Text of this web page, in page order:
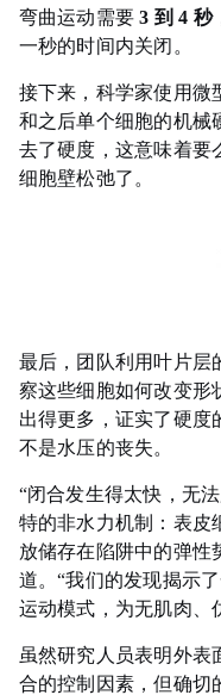
弯曲运动需要3 到 4 秒
一秒的时间内关闭。
接下来，科学家使用微
和之后单个细胞的机械
去了硬度，这意味着要
细胞壁松弛了。
最后，团队利用叶片层
察这些细胞如何改变形
出得更多，证实了硬度
不是水压的丧失。
“闭合发生得太快，无
特的非水力机制：表皮
放储存在陷阱中的弹性
道。“我们的发现揭示
运动模式，为无肌肉、
虽然研究人员表明外表
合的控制因素，但确切